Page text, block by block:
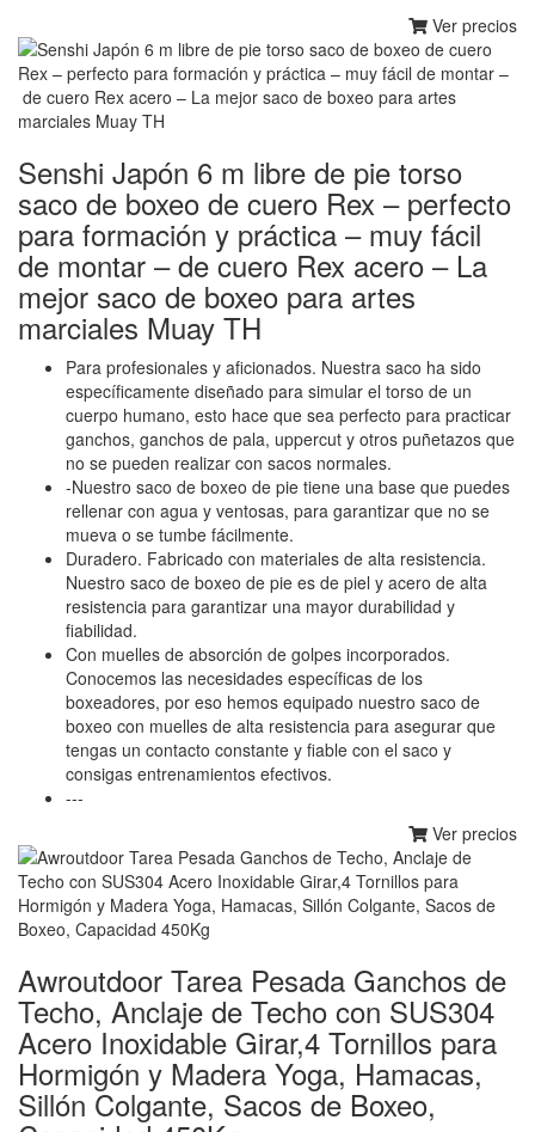
Ver precios
Senshi Japón 6 m libre de pie torso
saco de boxeo de cuero Rex – perfecto
para formación y práctica – muy fácil
de montar – de cuero Rex acero – La
mejor saco de boxeo para artes
marciales Muay TH
Para profesionales y aficionados. Nuestra saco ha sido
específicamente diseñado para simular el torso de un
cuerpo humano, esto hace que sea perfecto para practicar
ganchos, ganchos de pala, uppercut y otros puñetazos que
no se pueden realizar con sacos normales.
-Nuestro saco de boxeo de pie tiene una base que puedes
rellenar con agua y ventosas, para garantizar que no se
mueva o se tumbe fácilmente.
Duradero. Fabricado con materiales de alta resistencia.
Nuestro saco de boxeo de pie es de piel y acero de alta
resistencia para garantizar una mayor durabilidad y
fiabilidad.
Con muelles de absorción de golpes incorporados.
Conocemos las necesidades específicas de los
boxeadores, por eso hemos equipado nuestro saco de
boxeo con muelles de alta resistencia para asegurar que
tengas un contacto constante y fiable con el saco y
consigas entrenamientos efectivos.
---
Ver precios
Awroutdoor Tarea Pesada Ganchos de
Techo, Anclaje de Techo con SUS304
Acero Inoxidable Girar,4 Tornillos para
Hormigón y Madera Yoga, Hamacas,
Sillón Colgante, Sacos de Boxeo,